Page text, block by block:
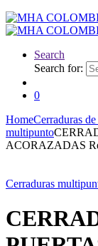
Search
Search for:
0
HomeCerraduras
multipunto
ACORAZADAS
Cerraduras